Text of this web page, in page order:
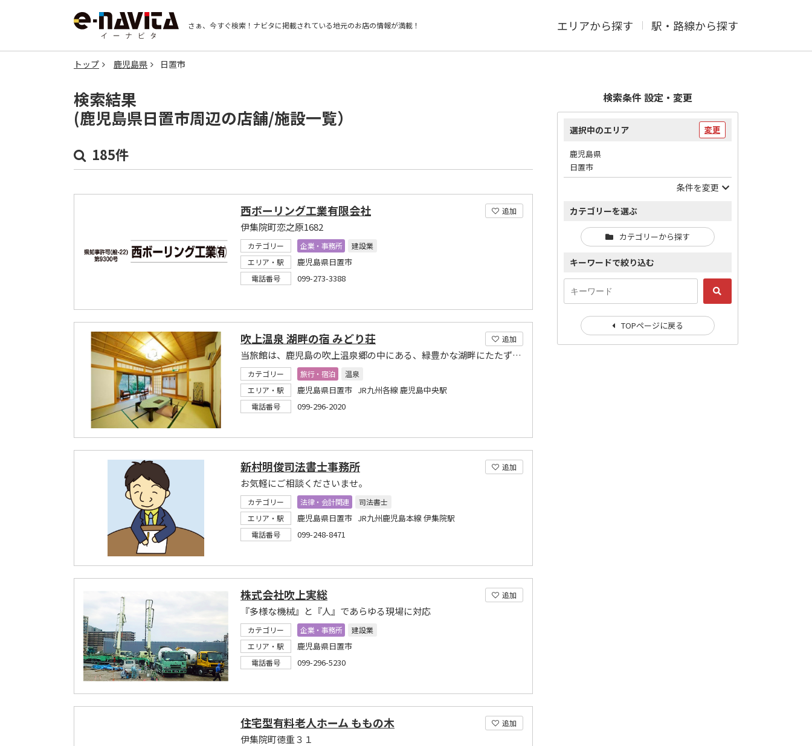
さぁ、今すぐ検索！ ナビタに掲載されている地元のお店の情報が満載！ エリアから探す 駅・路線から探す
トップ 鹿児島県 日置市
検索結果
(鹿児島県日置市周辺の店舗/施設一覧）
185件
追加
西ボーリング工業有限会社
伊集院町恋之原1682
カテゴリー 企業・事務所
建設業
エリア・駅
鹿児島県日置市
電話番号 099-273-3388
追加
吹上温泉 湖畔の宿 みどり荘
当旅館は、鹿児島の吹上温泉郷の中にある、緑豊かな湖畔にたたずむ温泉宿です
カテゴリー 旅行・宿泊
温泉
エリア・駅
鹿児島県日置市 JR九州各線 鹿児島中央駅
電話番号 099-296-2020
追加
新村明俊司法書士事務所
お気軽にご相談くださいませ。
カテゴリー 法律・会計関連
司法書士
エリア・駅
鹿児島県日置市 JR九州鹿児島本線 伊集院駅
電話番号 099-248-8471
追加
株式会社吹上実総
『多様な機械』と『人』であらゆる現場に対応
カテゴリー 企業・事務所
建設業
エリア・駅
鹿児島県日置市
電話番号 099-296-5230
追加
住宅型有料老人ホーム ももの木
伊集院町徳重３１
検索条件 設定・変更
選択中のエリア 変更
鹿児島県
日置市
条件を変更
カテゴリーを選ぶ
カテゴリーから探す
キーワードで絞り込む
TOPページに戻る